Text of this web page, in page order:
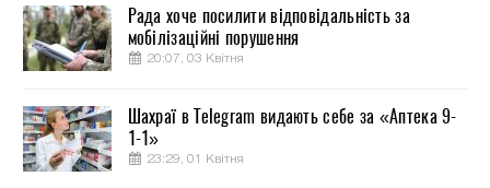
Рада хоче посилити відповідальність за
мобілізаційні порушення
20:07, 03 Квітня
Шахраї в Telegram видають себе за «Аптека 9-
1-1»
23:29, 01 Квітня